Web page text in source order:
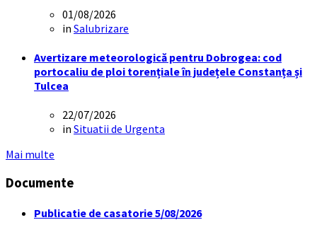
01/08/2026
in Salubrizare
Avertizare meteorologică pentru Dobrogea: cod
portocaliu de ploi torențiale în județele Constanța și
Tulcea
22/07/2026
in Situatii de Urgenta
Mai multe
Documente
Publicatie de casatorie 5/08/2026